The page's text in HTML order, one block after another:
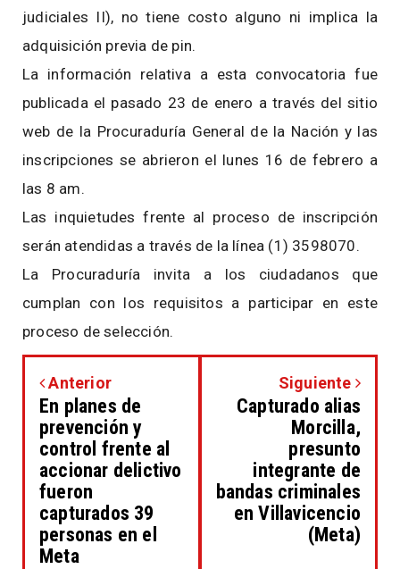
judiciales II), no tiene costo alguno ni implica la
adquisición previa de pin.
La información relativa a esta convocatoria fue
publicada el pasado 23 de enero a través del sitio
web de la Procuraduría General de la Nación y las
inscripciones se abrieron el lunes 16 de febrero a
las 8 am.
Las inquietudes frente al proceso de inscripción
serán atendidas a través de la línea (1) 3598070.
La Procuraduría invita a los ciudadanos que
cumplan con los requisitos a participar en este
proceso de selección.
Anterior
En planes de
prevención y
control frente al
accionar delictivo
fueron
capturados 39
personas en el
Meta
Siguiente
Capturado alias
Morcilla,
presunto
integrante de
bandas criminales
en Villavicencio
(Meta)